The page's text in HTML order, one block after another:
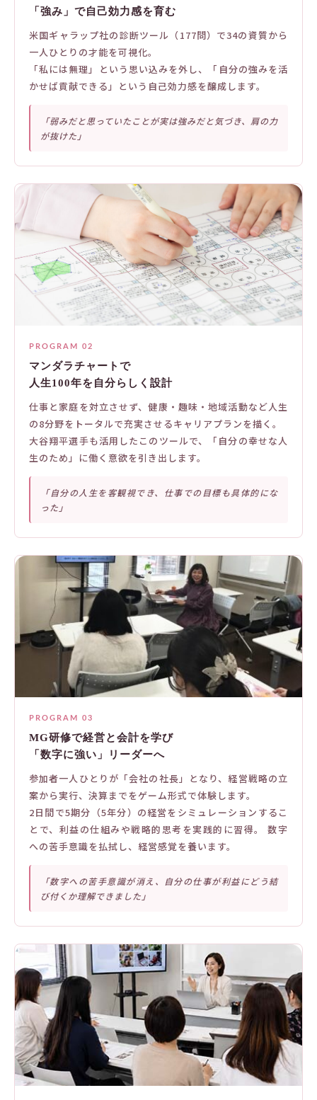
「強み」で自己効力感を育む
米国ギャラップ社の診断ツール（177問）で34の資質から
一人ひとりの才能を可視化。
「私には無理」という思い込みを外し、「自分の強みを活
かせば貢献できる」という自己効力感を醸成します。
「弱みだと思っていたことが実は強みだと気づき、肩の力
が抜けた」
PROGRAM 02
マンダラチャートで
人生100年を自分らしく設計
仕事と家庭を対立させず、健康・趣味・地域活動など人生
の8分野をトータルで充実させるキャリアプランを描く。
大谷翔平選手も活用したこのツールで、「自分の幸せな人
生のため」に働く意欲を引き出します。
「自分の人生を客観視でき、仕事での目標も具体的にな
った」
PROGRAM 03
MG研修で経営と会計を学び
「数字に強い」リーダーへ
参加者一人ひとりが「会社の社長」となり、経営戦略の立
案から実行、決算までをゲーム形式で体験します。
2日間で5期分（5年分）の経営をシミュレーションするこ
とで、利益の仕組みや戦略的思考を実践的に習得。 数字
への苦手意識を払拭し、経営感覚を養います。
「数字への苦手意識が消え、自分の仕事が利益にどう結
び付くか理解できました」